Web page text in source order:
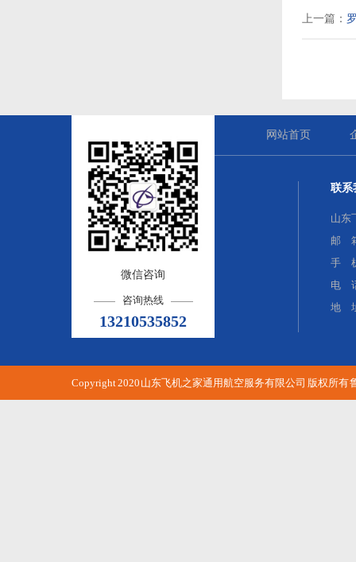
上一篇：
微信咨询
咨询热线
13210535852
网站首页
联系
山东
邮
手
电
地
Copyright 2020 山东飞机之家通用航空服务有限公司 版权所有